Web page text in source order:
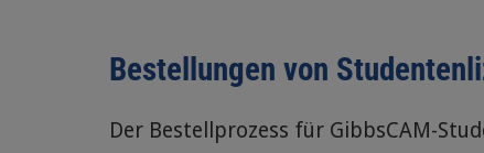
Bestellungen von
Der Bestellprozess für GibbsCAM-